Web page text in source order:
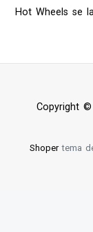
Hot Wheels se
Copyright
Shopertema